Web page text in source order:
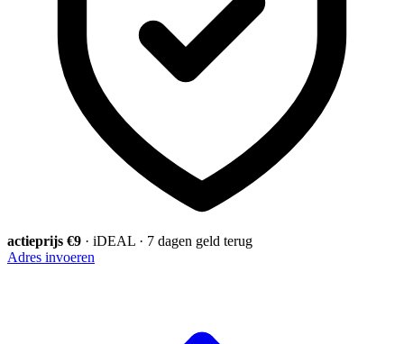
actieprijs €9 · iDEAL · 7 dagen geld terug
Adres invoeren